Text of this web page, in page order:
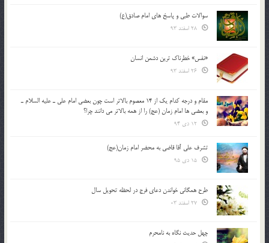
سوالات طبی و پاسخ های امام صادق(ع)
«نفس» خطرناک ترین دشمن انسان
مقام و درجه كدام يك از 14 معصوم بالاتر است چون بعضي امام علي ـ عليه السلام ـ
و بعضي ها امام زمان (عج) را از همه بالاتر مي دانند چرا؟
تشرف علي آقا قاضي به محضر امام زمان(عج)
طرح همگانی خواندن دعای فرج در لحظه تحویل سال
چهل حدیث نگاه به نامحرم